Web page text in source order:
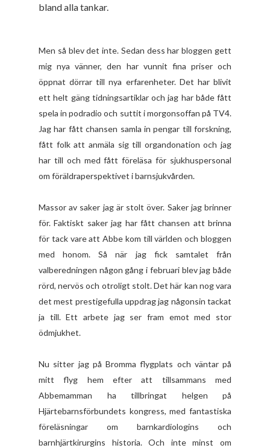
bland alla tankar.
Men så blev det inte. Sedan dess har bloggen gett
mig nya vänner, den har vunnit fina priser och
öppnat dörrar till nya erfarenheter. Det har blivit
ett helt gäng tidningsartiklar och jag har både fått
spela in podradio och suttit i morgonsoffan på TV4.
Jag har fått chansen samla in pengar till forskning,
fått folk att anmäla sig till organdonation och jag
har till och med fått föreläsa för sjukhuspersonal
om föräldraperspektivet i barnsjukvården.
Massor av saker jag är stolt över. Saker jag brinner
för. Faktiskt saker jag har fått chansen att brinna
för tack vare att Abbe kom till världen och bloggen
med honom. Så när jag fick samtalet från
valberedningen någon gång i februari blev jag både
rörd, nervös och otroligt stolt. Det här kan nog vara
det mest prestigefulla uppdrag jag någonsin tackat
ja till. Ett arbete jag ser fram emot med stor
ödmjukhet.
Nu sitter jag på Bromma flygplats och väntar på
mitt flyg hem efter att tillsammans med
Abbemamman ha tillbringat helgen på
Hjärtebarnsförbundets kongress, med fantastiska
föreläsningar om barnkardiologins och
barnhjärtkirurgins historia. Och inte minst om